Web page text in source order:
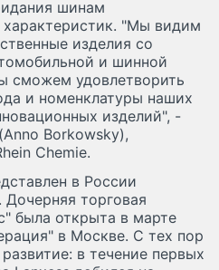
шинам
"Мы видим
изделия со
и шинной
сможем удовлетворить
и номенклатуры наших
изделий", -
Borkowsky),
Chemie.
в России
торговая
была открыта в марте
в Москве. С тех пор
в течение первых